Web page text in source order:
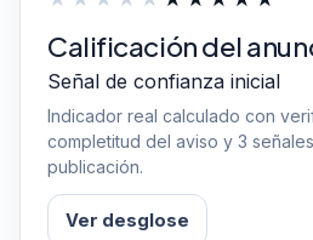
Calificación del
Señal de confianza inicial
Indicador real calculado con
completitud del aviso y 3
publicación.
Ver desglose